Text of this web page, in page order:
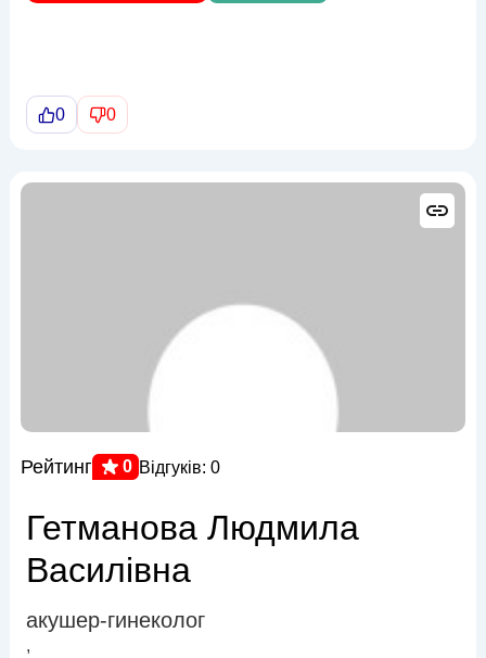
0 0
Рейтинг 0 Відгуків: 0
Гетманова Людмила
Василівна
акушер-гинеколог
,